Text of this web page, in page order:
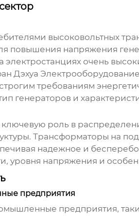
высоковольтных
повышения напряжения
электростанциях очень
Дэхуа
требованиям
генераторов и
роль в
Трансформаторы на
надежное и
уровня напряжения и
предприятия
предприятия,